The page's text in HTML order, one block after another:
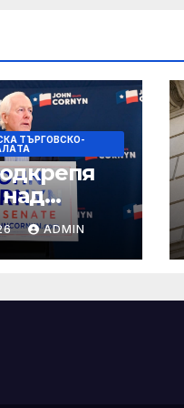
ТЪРГОВСКО-
сенатор
в
ADMIN